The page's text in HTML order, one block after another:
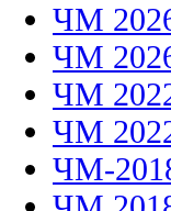
ЧМ
ЧМ
ЧМ
ЧМ
ЧМ-